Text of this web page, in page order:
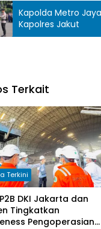
Kapolda Metro
Kapolres Jakut
Terkait
Terkini
DKI Jakarta dan
Tingkatkan
Pengoperasian